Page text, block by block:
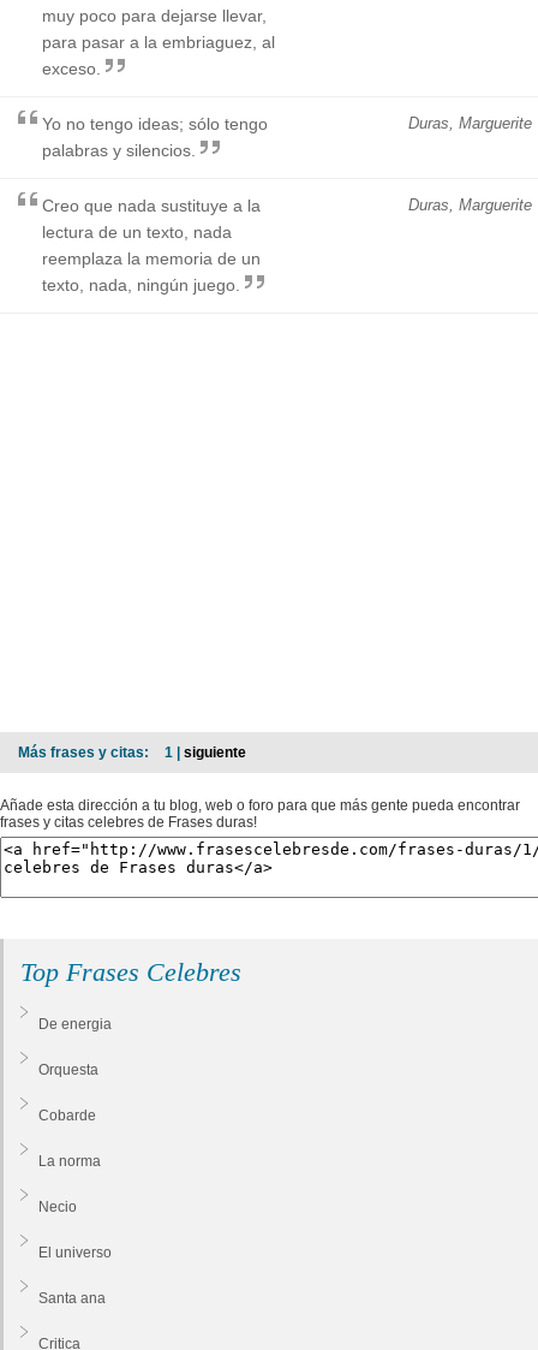
muy poco para dejarse llevar,
para pasar a la embriaguez, al
exceso.
Duras, Marguerite
Yo no tengo ideas; sólo tengo
palabras y silencios.
Duras, Marguerite
Creo que nada sustituye a la
lectura de un texto, nada
reemplaza la memoria de un
texto, nada, ningún juego.
Más frases y citas: 1 | siguiente
Añade esta dirección a tu blog, web o foro para que más gente pueda encontrar
frases y citas celebres de Frases duras!
Top Frases Celebres
De energia
Orquesta
Cobarde
La norma
Necio
El universo
Santa ana
Critica